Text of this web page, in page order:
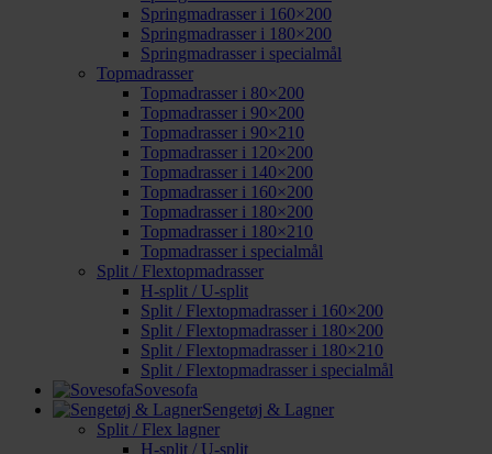
Springmadrasser i 160×200
Springmadrasser i 180×200
Springmadrasser i specialmål
Topmadrasser
Topmadrasser i 80×200
Topmadrasser i 90×200
Topmadrasser i 90×210
Topmadrasser i 120×200
Topmadrasser i 140×200
Topmadrasser i 160×200
Topmadrasser i 180×200
Topmadrasser i 180×210
Topmadrasser i specialmål
Split / Flextopmadrasser
H-split / U-split
Split / Flextopmadrasser i 160×200
Split / Flextopmadrasser i 180×200
Split / Flextopmadrasser i 180×210
Split / Flextopmadrasser i specialmål
Sovesofa
Sengetøj & Lagner
Split / Flex lagner
H-split / U-split